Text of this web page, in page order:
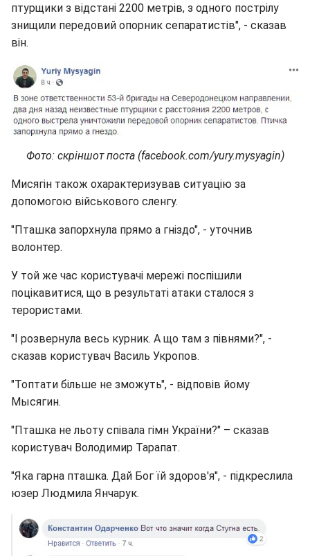
птурщики з відстані 2200 метрів, з одного пострілу
знищили передовий опорник сепаратистів", - сказав
він.
Фото: скріншот поста (facebook.com/yury.mysyagin)
Мисягін також охарактеризував ситуацію за
допомогою військового сленгу.
"Пташка запорхнула прямо а гніздо", - уточнив
волонтер.
У той же час користувачі мережі поспішили
поцікавитися, що в результаті атаки сталося з
терористами.
"І розвернула весь курник. А що там з півнями?", -
сказав користувач Василь Укропов.
"Топтати більше не зможуть", - відповів йому
Мысягин.
"Пташка не льоту співала гімн України?" – сказав
користувач Володимир Тарапат.
"Яка гарна пташка. Дай Бог їй здоров'я", - підкреслила
юзер Людмила Янчарук.